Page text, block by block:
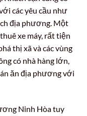
các yêu cầu như
địa phương. Một
xe máy, rất tiện
thị xã và các vùng
có nhà hàng lớn,
ăn địa phương với
Ninh Hòa tuy